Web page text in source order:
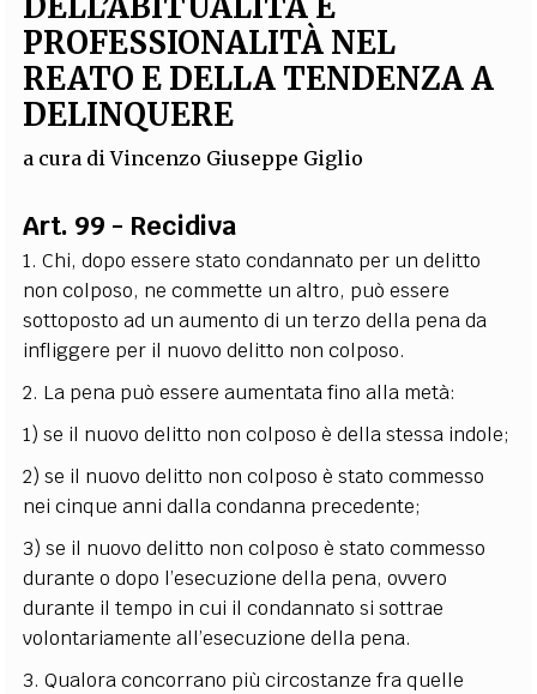
EXTRA
CODICI RUBRICHE LIBRI PROCEEDINGS PUBBLICITÀ CONTATTI
SOCIAL MEDIA
PROFESSIONALITÀ NEL
REATO E DELLA TENDENZA A
DELINQUERE
a cura diVincenzo Giuseppe Giglio
Art. 99 - Recidiva
1. Chi, dopo essere stato condannato per un delitto
non colposo, ne commette un altro, può essere
sottoposto ad un aumento di un terzo della pena da
infliggere per il nuovo delitto non colposo.
2. La pena può essere aumentata fino alla metà:
1) se il nuovo delitto non colposo è della stessa indole;
2) se il nuovo delitto non colposo è stato commesso
nei cinque anni dalla condanna precedente;
3) se il nuovo delitto non colposo è stato commesso
durante o dopo l’esecuzione della pena, ovvero
durante il tempo in cui il condannato si sottrae
volontariamente all’esecuzione della pena.
3. Qualora concorrano più circostanze fra quelle